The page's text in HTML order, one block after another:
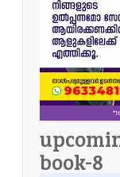
book-8